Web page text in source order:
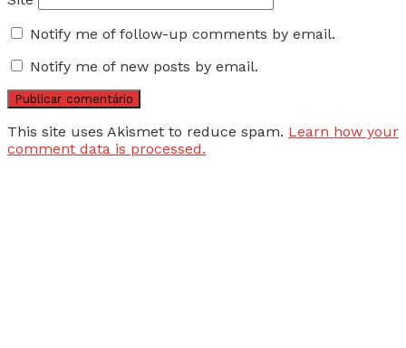
Notify me of follow-up comments by email.
Notify me of new posts by email.
This site uses Akismet to reduce spam. Learn how your
comment data is processed.